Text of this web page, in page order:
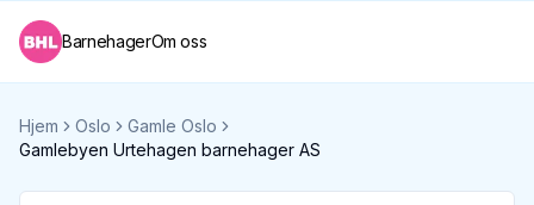
BarnehagerOm oss
Hjem Oslo
Gamle Oslo
Gamlebyen Urtehagen barnehager AS